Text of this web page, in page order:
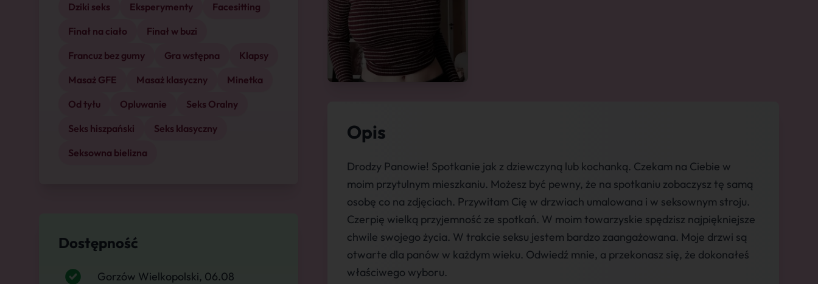
Dziki seks
Eksperymenty
Facesitting
Finał na ciało
Finał w buzi
Francuz bez gumy
Gra wstępna
Klapsy
Masaż GFE
Masaż klasyczny
Minetka
Od tyłu
Opluwanie
Seks Oralny
Seks hiszpański
Seks klasyczny
Seksowna bielizna
Dostępność
Gorzów Wielkopolski, 06.08
Opis
Drodzy Panowie! Spotkanie jak z dziewczyną lub kochanką. Czekam na Ciebie w
moim przytulnym mieszkaniu. Możesz być pewny, że na spotkaniu zobaczysz tę samą
osobę co na zdjęciach. Przywitam Cię w drzwiach umalowana i w seksownym stroju.
Czerpię wielką przyjemność ze spotkań. W moim towarzyskie spędzisz najpiękniejsze
chwile swojego życia. W trakcie seksu jestem bardzo zaangażowana. Moje drzwi są
otwarte dla panów w każdym wieku. Odwiedź mnie, a przekonasz się, że dokonałeś
właściwego wyboru.